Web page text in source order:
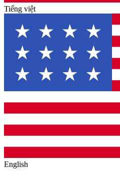
Tiếng việt
English